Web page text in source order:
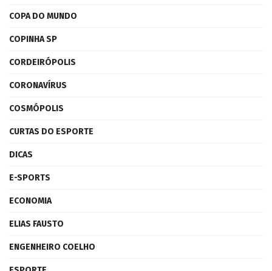
COPA DO MUNDO
COPINHA SP
CORDEIRÓPOLIS
CORONAVÍRUS
COSMÓPOLIS
CURTAS DO ESPORTE
DICAS
E-SPORTS
ECONOMIA
ELIAS FAUSTO
ENGENHEIRO COELHO